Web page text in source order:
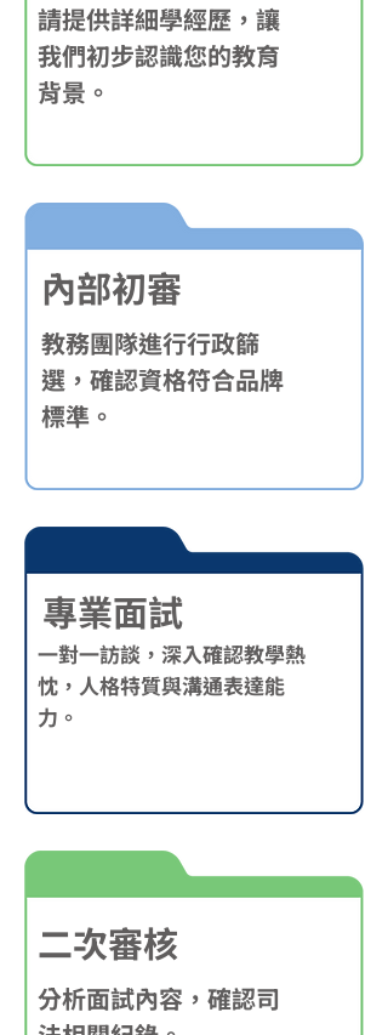
請提供詳細學經歷，讓
我們初步認識您的教育
背景。
內部初審
教務團隊進行行政篩
選，確認資格符合品牌
標準。
專業面試
一對一訪談，深入確認教學熱
忱，人格特質與溝通表達能
力。
二次審核
分析面試內容，確認司